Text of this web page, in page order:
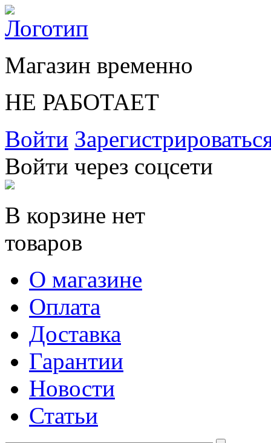
Магазин временно
НЕ РАБОТАЕТ
Войти
Войти через соцсети
В корзине нет
товаров
О магазине
Оплата
Доставка
Гарантии
Новости
Статьи